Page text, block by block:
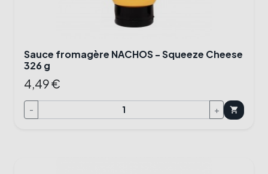
Sauce fromagère NACHOS - Squeeze Cheese
326 g
4,49 €
- + shopping_cart